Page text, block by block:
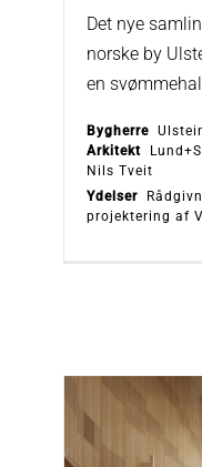
Det nye
norske by
en
Bygherre
Arkitekt
Nils Tveit
Ydelser
projektering af